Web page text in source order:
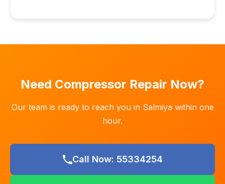
Need Compressor Repair Now?
Our team is ready to reach you in Salmiya within one
hour.
Call Now: 55334254